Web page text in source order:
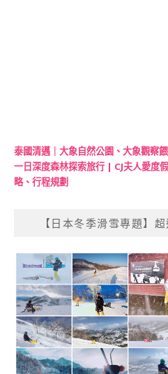
泰國清邁｜大象自然公園、大象觀
一日深度森林探索旅行 | CJ夫人愛度
略、行程規劃
【日本冬季滑雪專題】